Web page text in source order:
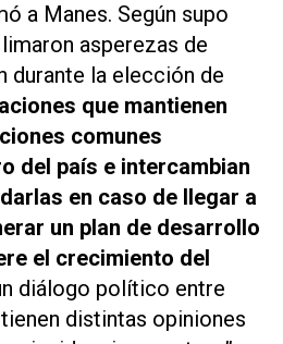
a Manes. Según supo
asperezas de
durante la elección de
que mantienen
comunes
del país e intercambian
en caso de llegar a
un plan de desarrollo
el crecimiento del
diálogo político entre
distintas opiniones